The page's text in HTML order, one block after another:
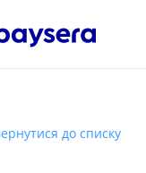
до списку